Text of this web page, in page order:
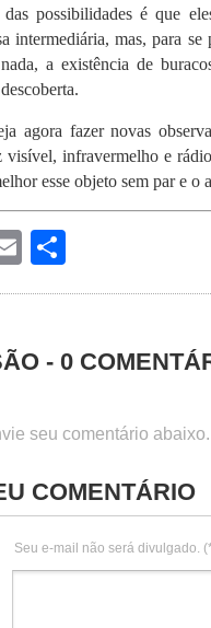
possibilidades é que
intermediária, mas, para
a existência de
agora fazer novas
visível, infravermelho e
esse objeto sem par e o
Email
- 0
seu comentário abaixo.
COMENTÁRIO
Seu e-mail não será divulgado.